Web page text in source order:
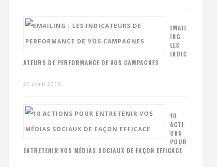
EMAIL
ING :
LES
INDIC
ATEURS DE PERFORMANCE DE VOS CAMPAGNES
20 avril 2015
10
ACTI
ONS
POUR
ENTRETENIR VOS MÉDIAS SOCIAUX DE FAÇON EFFICACE